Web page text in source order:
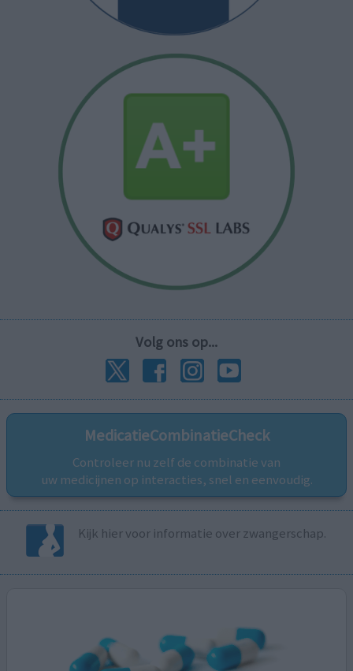
Volg ons op...
MedicatieCombinatieCheck
Controleer nu zelf de combinatie van
uw medicijnen op interacties, snel en eenvoudig.
Kijk hier voor informatie over zwangerschap.